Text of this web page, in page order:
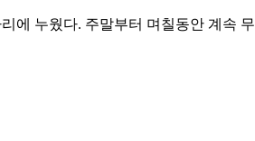
에 누웠다. 주말부터 며칠동안 계속 무